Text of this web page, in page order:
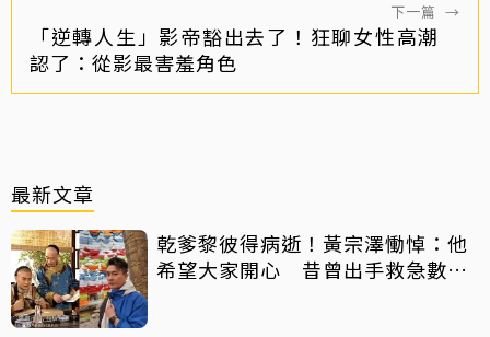
下一篇 →
「逆轉人生」影帝豁出去了！狂聊女性高潮
認了：從影最害羞角色
最新文章
乾爹黎彼得病逝！黃宗澤慟悼：他
希望大家開心 昔曾出手救急數十